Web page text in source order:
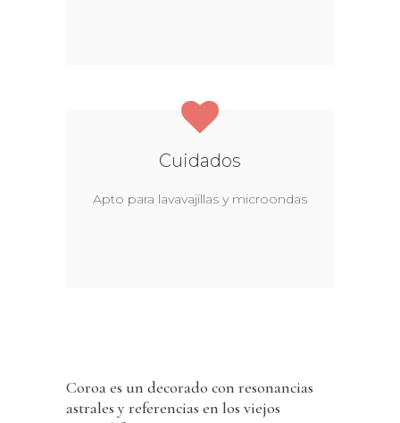
Cuidados
Apto para lavavajillas y microondas
Coroa es un decorado con resonancias
astrales y referencias en los viejos